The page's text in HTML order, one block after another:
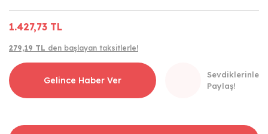
1.427,73 TL
279,19 TL den başlayan taksitlerle!
Gelince Haber Ver
Sevdiklerinle
Paylaş!